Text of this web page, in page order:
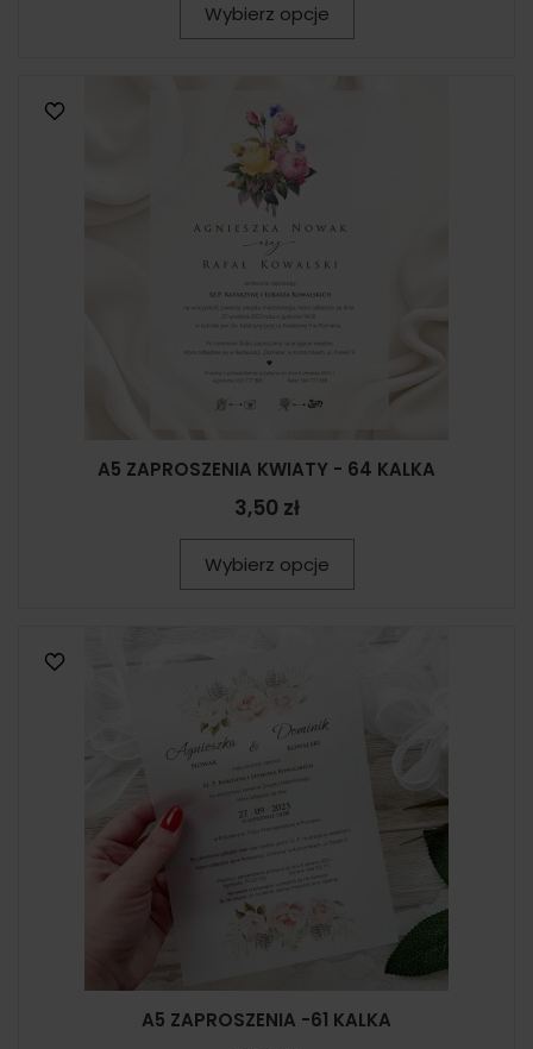
Wybierz opcje
A5 ZAPROSZENIA KWIATY - 64 KALKA
3,50 zł
Wybierz opcje
A5 ZAPROSZENIA -61 KALKA